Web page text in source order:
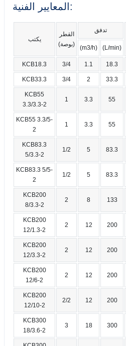
المعايير الفنية:
يكتب
القطر
(بوصة)
تدفق
(m3/h) (L/min)
KCB18.3 3/4 1.1 18.3
KCB33.3 3/4 2 33.3
KCB55
3.3/3.3-2
1 3.3 55
KCB55 3.3/5-
2
1 3.3 55
KCB83.3
5/3.3-2
1/2 5 83.3
KCB83.3 5/5-
2
1/2 5 83.3
KCB200
8/3.3-2
2 8 133
KCB200
12/1.3-2
2 12 200
KCB200
12/3.3-2
2 12 200
KCB200
12/6-2
2 12 200
KCB200
12/10-2
2/2 12 200
KCB300
18/3.6-2
3 18 300